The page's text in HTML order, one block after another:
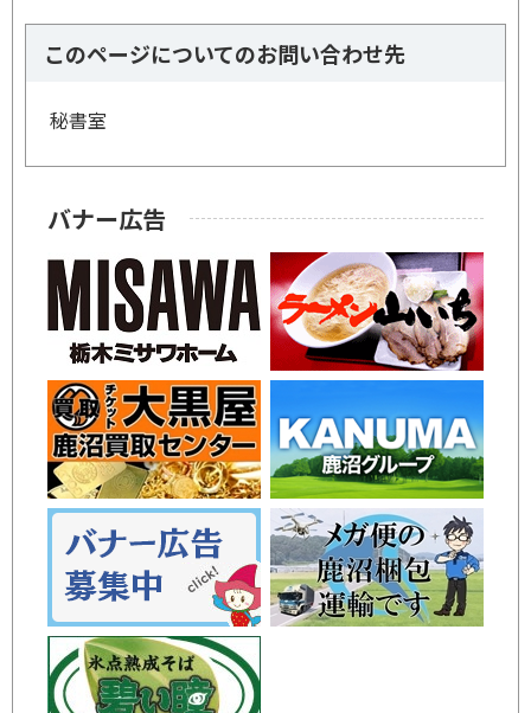
このページについてのお問い合わせ先
秘書室
バナー広告